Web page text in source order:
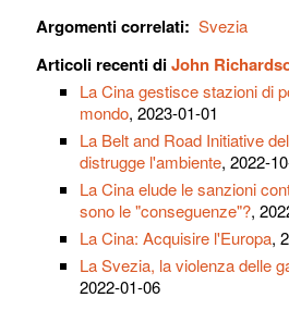
Argomenti correlati: Svezia
Articoli recenti diJohn
La Cina gestisce stazioni di
mondo, 2023-01-01
La Belt and Road Initiative
distrugge l'ambiente, 2022-
La Cina elude le sanzioni
sono le "conseguenze"?,
La Cina: Acquisire l'Europa,
La Svezia, la violenza delle
2022-01-06